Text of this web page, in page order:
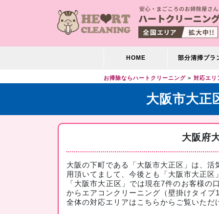
HOME 部分清掃プラ
お掃除ならハートクリーニング 対応エリ
大阪市大正
大阪府
大阪の下町である「大阪市大正区」は、
用頂いてまして、今後とも「大阪市大正
「大阪市大正区」では現在7件のお客様
からエアコンクリーニング（壁掛けタイ
全体の対応エリアは こちらからご覧いただ